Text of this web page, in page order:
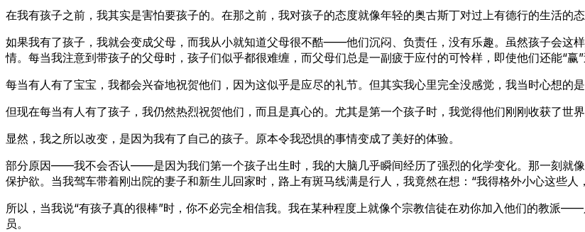
在我有孩子之前，我其实是害怕要孩子的。在那之前，我对孩子的态度就像年轻的奥古斯丁对过上有德行的生活的
如果我有了孩子，我就会变成父母，而我从小就知道父母很不酷——他们沉闷、负责任，没有乐趣。虽然孩子会这
情。每当我注意到带孩子的父母时，孩子们似乎都很难缠，而父母们总是一副疲于应付的可怜样，即使他们还能“赢”
每当有人有了宝宝，我都会兴奋地祝贺他们，因为这似乎是应尽的礼节。但其实我心里完全没感觉，我当时心想的
但现在每当有人有了孩子，我仍然热烈祝贺他们，而且是真心的。尤其是第一个孩子时，我觉得他们刚刚收获了世界
显然，我之所以改变，是因为我有了自己的孩子。原本令我恐惧的事情变成了美好的体验。
部分原因——我不会否认——是因为我们第一个孩子出生时，我的大脑几乎瞬间经历了强烈的化学变化。那一刻就
保护欲。当我驾车带着刚出院的妻子和新生儿回家时，路上有斑马线满是行人，我竟然在想：“我得格外小心这些人
所以，当我说“有孩子真的很棒”时，你不必完全相信我。我在某种程度上就像个宗教信徒在劝你加入他们的教派
员。